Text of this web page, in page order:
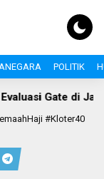
POLITIK
Gate di
#Kloter40